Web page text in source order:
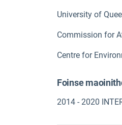
University of
Commission for
Centre for
Foinse
2014 - 2020